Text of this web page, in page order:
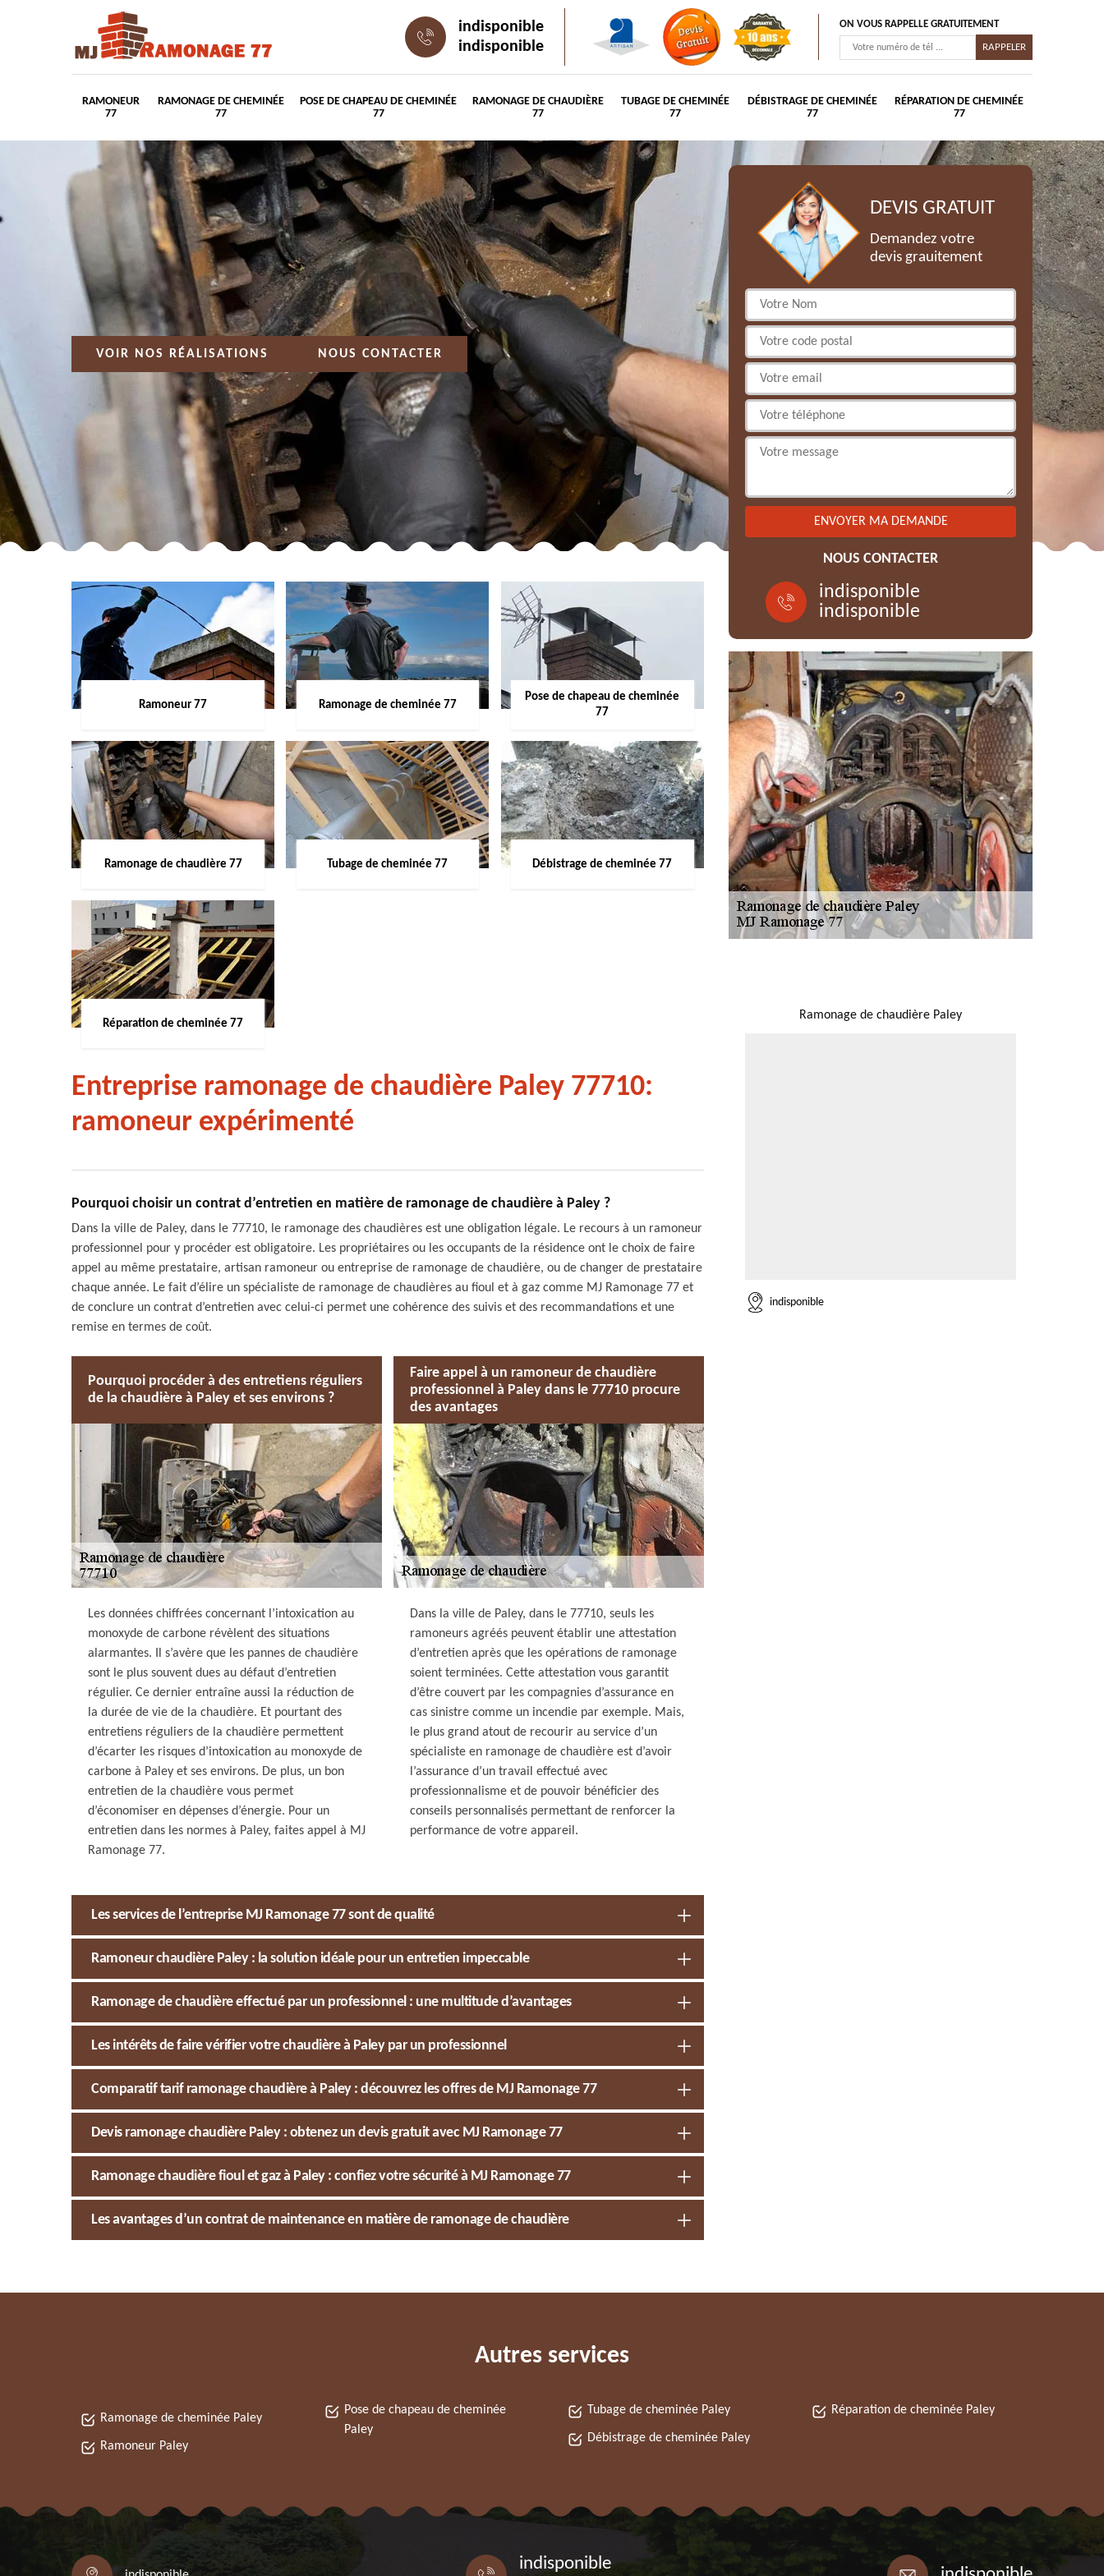
indisponible
indisponible
ON VOUS RAPPELLE GRATUITEMENT
RAMONEUR
77
RAMONAGE DE CHEMINÉE
77
POSE DE CHAPEAU DE CHEMINÉE
77
RAMONAGE DE CHAUDIÈRE
77
TUBAGE DE CHEMINÉE
77
DÉBISTRAGE DE CHEMINÉE
77
RÉPARATION DE CHEMINÉE
77
VOIR NOS RÉALISATIONS NOUS CONTACTER
Ramoneur 77 Ramonage de cheminée 77
Pose de chapeau de cheminée
77
Ramonage de chaudière 77 Tubage de cheminée 77 Débistrage de cheminée 77
Réparation de cheminée 77
Entreprise ramonage de chaudière Paley 77710:
ramoneur expérimenté
Pourquoi choisir un contrat d’entretien en matière de ramonage de chaudière à Paley ?
Dans la ville de Paley, dans le 77710, le ramonage des chaudières est une obligation légale. Le recours à un ramoneur
professionnel pour y procéder est obligatoire. Les propriétaires ou les occupants de la résidence ont le choix de faire
appel au même prestataire, artisan ramoneur ou entreprise de ramonage de chaudière, ou de changer de prestataire
chaque année. Le fait d’élire un spécialiste de ramonage de chaudières au fioul et à gaz comme MJ Ramonage 77 et
de conclure un contrat d’entretien avec celui-ci permet une cohérence des suivis et des recommandations et une
remise en termes de coût.
Pourquoi procéder à des entretiens réguliers
de la chaudière à Paley et ses environs ?
Les données chiffrées concernant l’intoxication au
monoxyde de carbone révèlent des situations
alarmantes. Il s’avère que les pannes de chaudière
sont le plus souvent dues au défaut d’entretien
régulier. Ce dernier entraîne aussi la réduction de
la durée de vie de la chaudière. Et pourtant des
entretiens réguliers de la chaudière permettent
d’écarter les risques d’intoxication au monoxyde de
carbone à Paley et ses environs. De plus, un bon
entretien de la chaudière vous permet
d’économiser en dépenses d’énergie. Pour un
entretien dans les normes à Paley, faites appel à MJ
Ramonage 77.
Faire appel à un ramoneur de chaudière
professionnel à Paley dans le 77710 procure
des avantages
Dans la ville de Paley, dans le 77710, seuls les
ramoneurs agréés peuvent établir une attestation
d’entretien après que les opérations de ramonage
soient terminées. Cette attestation vous garantit
d’être couvert par les compagnies d’assurance en
cas sinistre comme un incendie par exemple. Mais,
le plus grand atout de recourir au service d’un
spécialiste en ramonage de chaudière est d’avoir
l’assurance d’un travail effectué avec
professionnalisme et de pouvoir bénéficier des
conseils personnalisés permettant de renforcer la
performance de votre appareil.
Les services de l’entreprise MJ Ramonage 77 sont de qualité
Ramoneur chaudière Paley : la solution idéale pour un entretien impeccable
Ramonage de chaudière effectué par un professionnel : une multitude d’avantages
Les intérêts de faire vérifier votre chaudière à Paley par un professionnel
Comparatif tarif ramonage chaudière à Paley : découvrez les offres de MJ Ramonage 77
Devis ramonage chaudière Paley : obtenez un devis gratuit avec MJ Ramonage 77
Ramonage chaudière fioul et gaz à Paley : confiez votre sécurité à MJ Ramonage 77
Les avantages d’un contrat de maintenance en matière de ramonage de chaudière
DEVIS GRATUIT
Demandez votre
devis grauitement
NOUS CONTACTER
indisponible
indisponible
Ramonage de chaudière Paley
indisponible
Autres services
Ramonage de cheminée Paley
Ramoneur Paley
Pose de chapeau de cheminée
Paley
Tubage de cheminée Paley
Débistrage de cheminée Paley
Réparation de cheminée Paley
indisponible